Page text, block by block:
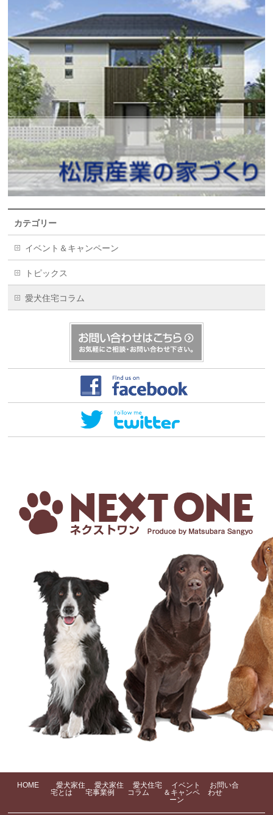
カテゴリー
イベント＆キャンペーン
トピックス
愛犬住宅コラム
HOME
愛犬家住
宅とは
愛犬家住
宅事業例
愛犬住宅
コラム
イベント
＆キャンペ
ーン
お問い合
わせ